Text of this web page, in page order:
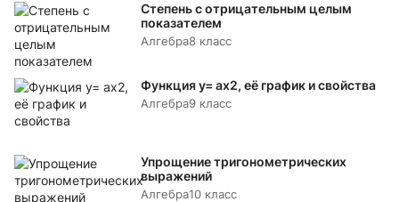
Степень с отрицательным целым
показателем
Алгебра8 класс
Функция y= аx2, её график и свойства
Алгебра9 класс
Упрощение тригонометрических
выражений
Алгебра10 класс